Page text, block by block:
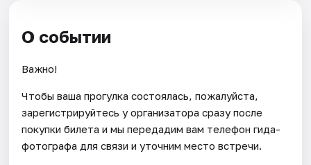
О событии
Важно!
Чтобы ваша прогулка состоялась, пожалуйста,
зарегистрируйтесь у организатора сразу после
покупки билета и мы передадим вам телефон гида-
фотографа для связи и уточним место встречи.